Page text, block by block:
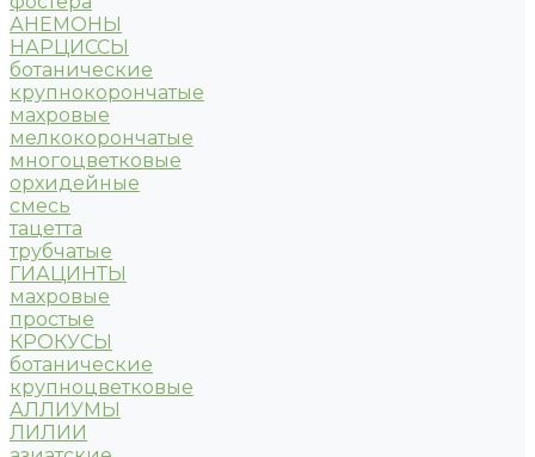
АНЕМОНЫ
НАРЦИССЫ
ботанические
крупнокорончатые
махровые
мелкокорончатые
многоцветковые
орхидейные
смесь
тацетта
трубчатые
ГИАЦИНТЫ
махровые
простые
КРОКУСЫ
ботанические
крупноцветковые
АЛЛИУМЫ
ЛИЛИИ